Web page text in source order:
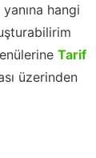
hangi
Tarif
üzerinden